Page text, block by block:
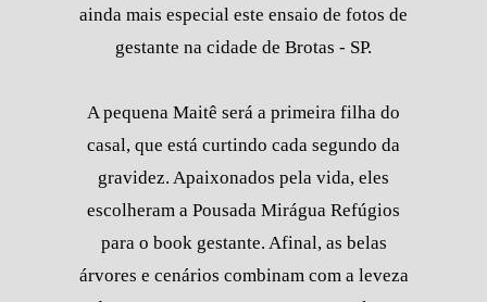
ainda mais especial este ensaio de fotos de
gestante na cidade de Brotas - SP.
A pequena Maitê será a primeira filha do
casal, que está curtindo cada segundo da
gravidez. Apaixonados pela vida, eles
escolheram a Pousada Mirágua Refúgios
para o book gestante. Afinal, as belas
árvores e cenários combinam com a leveza